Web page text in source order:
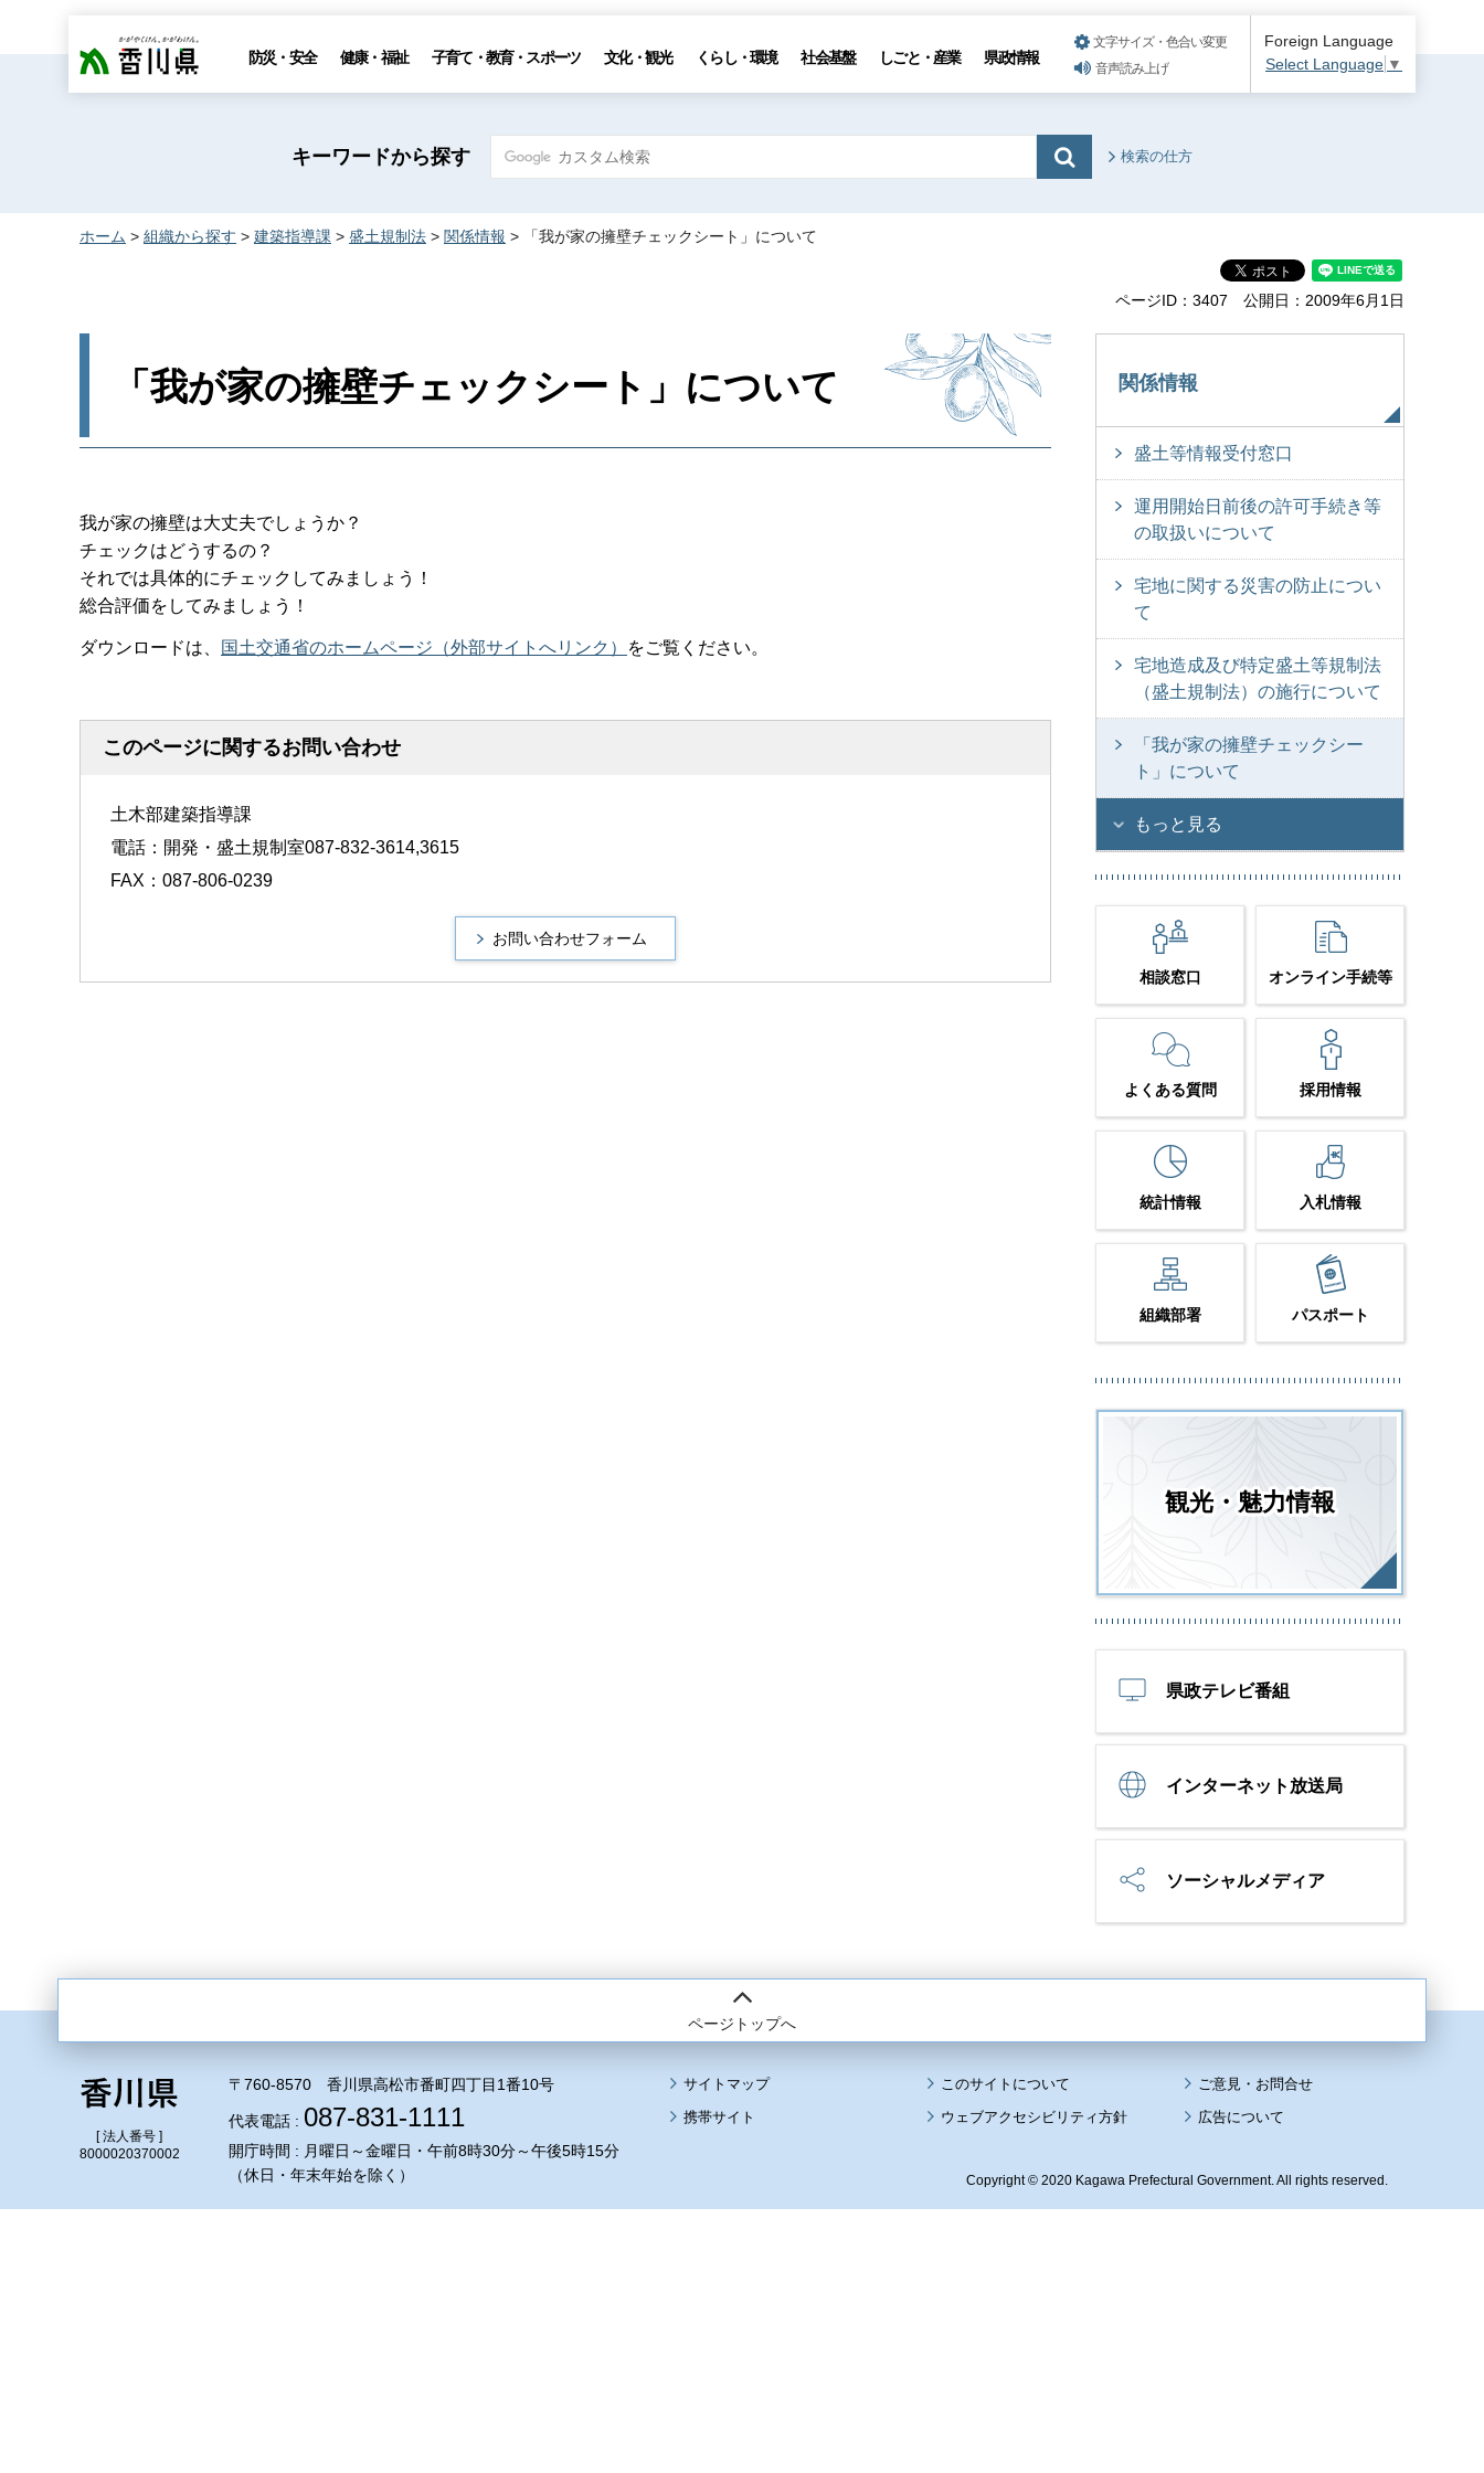
香川県 防災・安全 健康・福祉 子育て・教育・スポーツ 文化・観光 くらし・環境 社会基盤 しごと・産業 県政情報
文字サイズ・色合い変更
音声読み上げ
Foreign Language
Select Language ▼
キーワードから探す 検索の仕方
ホーム > 組織から探す > 建築指導課 > 盛土規制法 > 関係情報 > 「我が家の擁壁チェックシート」について
ページID：3407 公開日：2009年6月1日
「我が家の擁壁チェックシート」について
我が家の擁壁は大丈夫でしょうか？
チェックはどうするの？
それでは具体的にチェックしてみましょう！
総合評価をしてみましょう！
ダウンロードは、 国土交通省のホームページ（外部サイトへリンク） をご覧ください。
このページに関するお問い合わせ
土木部建築指導課
電話：開発・盛土規制室087-832-3614,3615
FAX：087-806-0239
関係情報
盛土等情報受付窓口
運用開始日前後の許可手続き等
の取扱いについて
宅地に関する災害の防止につい
て
宅地造成及び特定盛土等規制法
（盛土規制法）の施行について
「我が家の擁壁チェックシー
ト」について
もっと見る
相談窓口 オンライン手続等
よくある質問 採用情報
統計情報 入札情報
組織部署 パスポート
観光・魅力情報
県政テレビ番組
インターネット放送局
ソーシャルメディア
ページトップへ
[ 法人番号 ]
8000020370002
〒760-8570 香川県高松市番町四丁目1番10号
代表電話 : 087-831-1111
開庁時間 : 月曜日～金曜日・午前8時30分～午後5時15分
（休日・年末年始を除く）
サイトマップ
このサイトについて
携帯サイト
ウェブアクセシビリティ方針 広告について
Copyright © 2020 Kagawa Prefectural Government. All rights reserved.